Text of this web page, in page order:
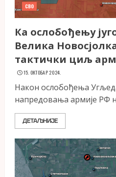
СВО
Ка ослобођењу
Велика
тактички циљ
15. ОКТОБАР 2024.
Након ослобођења
напредовања армије РФ
ДЕТАЉНИЈЕ